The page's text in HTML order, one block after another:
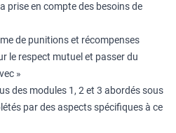
prise en compte des besoins de
de punitions et récompenses
le respect mutuel et passer du
»
des modules 1, 2 et 3 abordés sous
par des aspects spécifiques à ce